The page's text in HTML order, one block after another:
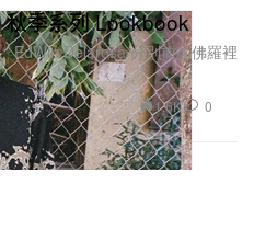
季系列 Lookbook
EdWin Delarosa 分別前往佛羅裡
1.6K 0